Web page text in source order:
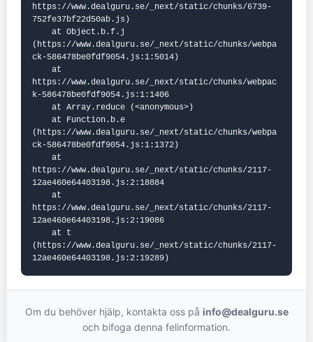
https://www.dealguru.se/_next/static/chunks/6739-
752fe37bf22d50ab.js)
(https://www.dealguru.se/_next/static/chunks/webpa
ck-586478be0fdf9054.js:1:5014)
https://www.dealguru.se/_next/static/chunks/webpac
k-586478be0fdf9054.js:1:1406
(https://www.dealguru.se/_next/static/chunks/webpa
ck-586478be0fdf9054.js:1:1372)
https://www.dealguru.se/_next/static/chunks/2117-
12ae460e64403198.js:2:18884
https://www.dealguru.se/_next/static/chunks/2117-
12ae460e64403198.js:2:19086
(https://www.dealguru.se/_next/static/chunks/2117-
12ae460e64403198.js:2:19289)
Om du behöver hjälp, kontakta oss på info@dealguru.se
och bifoga denna felinformation.